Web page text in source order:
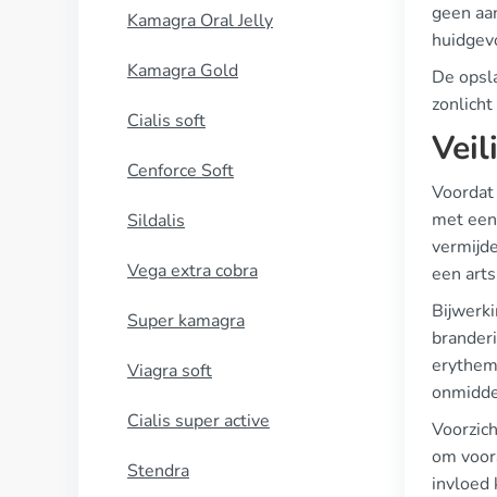
Kamagra Oral Jelly
Kamagra Gold
Cialis soft
Cenforce Soft
Sildalis
Vega extra cobra
Super kamagra
Viagra soft
Cialis super active
Stendra
geen
De
met
een
om
invloed